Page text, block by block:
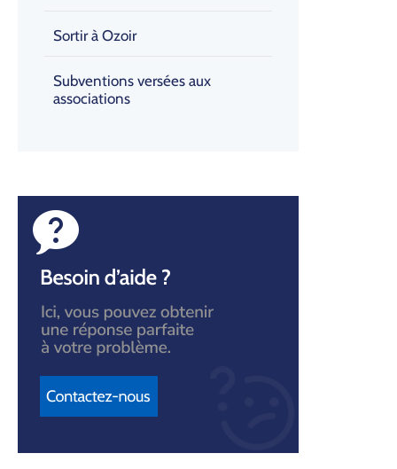
Sortir à Ozoir
Subventions versées aux
associations